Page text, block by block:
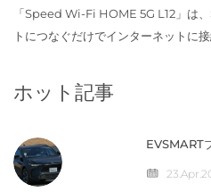
「Speed Wi-Fi HOME 5G L12」は
トにつなぐだけでインターネットに
L11」に続く新製品と...
ホット記事
EVSMART
『BZ4X』
【編集部